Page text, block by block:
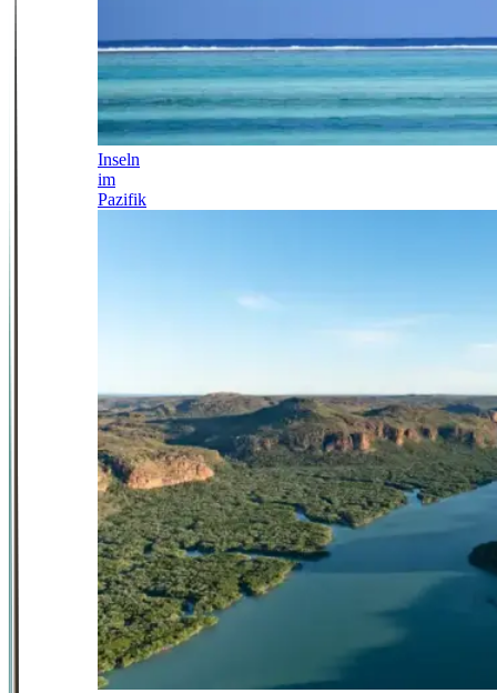
Inseln
im
Pazifik